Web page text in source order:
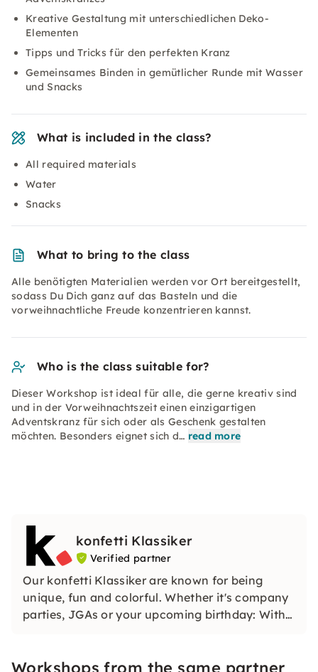
Kreative Gestaltung mit unterschiedlichen Deko-
Elementen
Tipps und Tricks für den perfekten Kranz
Gemeinsames Binden in gemütlicher Runde mit Wasser
und Snacks
What is included in the class?
All required materials
Water
Snacks
What to bring to the class
Alle benötigten Materialien werden vor Ort bereitgestellt,
sodass Du Dich ganz auf das Basteln und die
vorweihnachtliche Freude konzentrieren kannst.
Who is the class suitable for?
Dieser Workshop ist ideal für alle, die gerne kreativ sind
und in der Vorweihnachtszeit einen einzigartigen
Adventskranz für sich oder als Geschenk gestalten
möchten. Besonders eignet sich d… read more
konfetti Klassiker
Verified partner
Our konfetti Klassiker are known for being
unique, fun and colorful. Whether it's company
parties, JGAs or your upcoming birthday: With
Workshops from the same partner